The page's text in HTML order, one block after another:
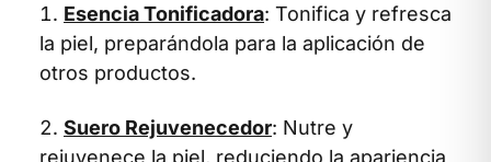
Esencia Tonificadora: Tonifica y refresca
la piel, preparándola para la aplicación de
otros productos.
Suero Rejuvenecedor: Nutre y
rejuvenece la piel, reduciendo la apariencia